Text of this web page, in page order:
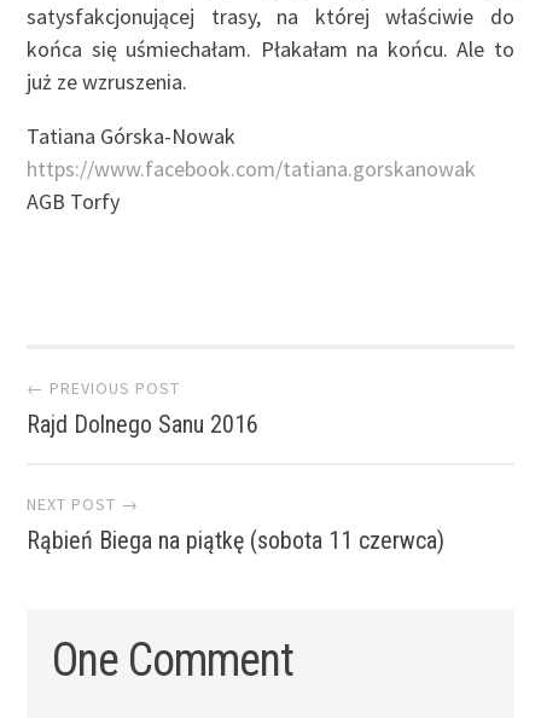
satysfakcjonującej trasy, na której właściwie do
końca się uśmiechałam. Płakałam na końcu. Ale to
już ze wzruszenia.
Tatiana Górska-Nowak
https://www.facebook.com/tatiana.gorskanowak
AGB Torfy
Post navigation
← PREVIOUS POST
Rajd Dolnego Sanu 2016
NEXT POST →
Rąbień Biega na piątkę (sobota 11 czerwca)
One Comment